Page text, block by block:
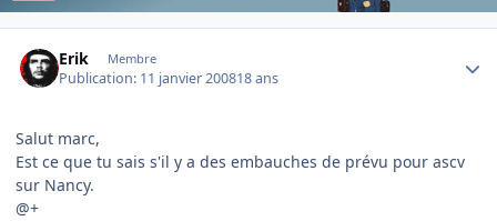
Erik Membre
Publication: 11 janvier 200818 ans
Salut marc,
Est ce que tu sais s'il y a des embauches de prévu pour ascv
sur Nancy.
@+